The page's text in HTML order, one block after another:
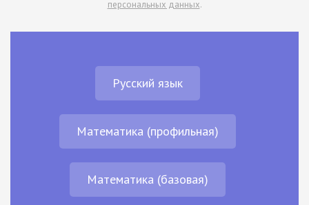
персональных данных.
Русский язык
Математика (профильная)
Математика (базовая)